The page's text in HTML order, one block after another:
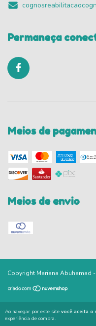
Ao navegar por este site você aceita o
experiência de compra.
Permaneça
Meios de
Meios de envio
Copyright Mariana Abuhamad